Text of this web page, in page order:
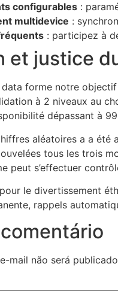
configurables :
multidevice :
: participez à
et justice
forme notre objectif
à 2 niveaux au
dépassant à
aléatoires a a été
tous les trois
peut s’effectuer
le divertissement
rappels
mail não será